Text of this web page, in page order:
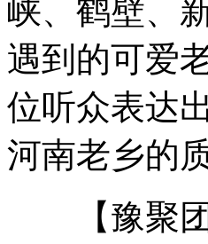
峡、鹤壁、
遇到的可爱
位听众表达
河南老乡的
【豫聚团